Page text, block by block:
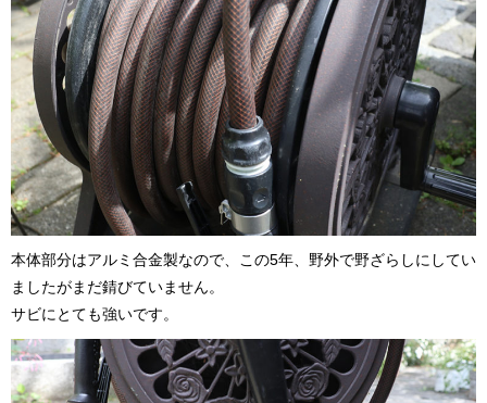
本体部分はアルミ合金製なので、この5年、野外で野ざらしにしてい
ましたがまだ錆びていません。
サビにとても強いです。